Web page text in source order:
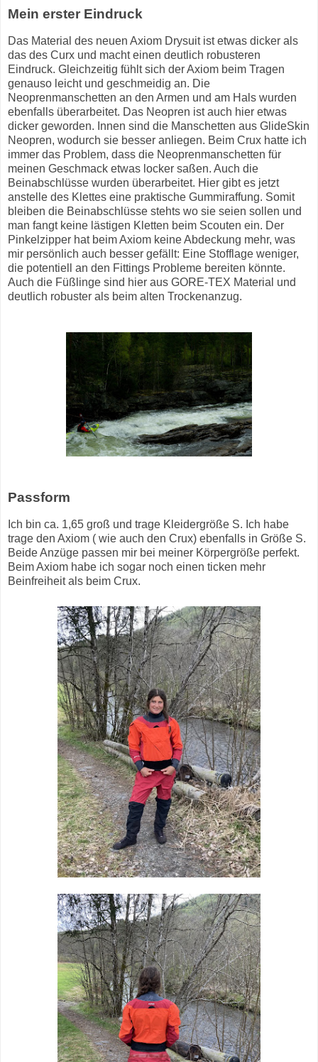
Mein erster Eindruck
Das Material des neuen Axiom Drysuit ist etwas dicker als
das des Curx und macht einen deutlich robusteren
Eindruck. Gleichzeitig fühlt sich der Axiom beim Tragen
genauso leicht und geschmeidig an. Die
Neoprenmanschetten an den Armen und am Hals wurden
ebenfalls überarbeitet. Das Neopren ist auch hier etwas
dicker geworden. Innen sind die Manschetten aus GlideSkin
Neopren, wodurch sie besser anliegen. Beim Crux hatte ich
immer das Problem, dass die Neoprenmanschetten für
meinen Geschmack etwas locker saßen. Auch die
Beinabschlüsse wurden überarbeitet. Hier gibt es jetzt
anstelle des Klettes eine praktische Gummiraffung. Somit
bleiben die Beinabschlüsse stehts wo sie seien sollen und
man fangt keine lästigen Kletten beim Scouten ein. Der
Pinkelzipper hat beim Axiom keine Abdeckung mehr, was
mir persönlich auch besser gefällt: Eine Stofflage weniger,
die potentiell an den Fittings Probleme bereiten könnte.
Auch die Füßlinge sind hier aus GORE-TEX Material und
deutlich robuster als beim alten Trockenanzug.
Passform
Ich bin ca. 1,65 groß und trage Kleidergröße S. Ich habe
trage den Axiom ( wie auch den Crux) ebenfalls in Größe S.
Beide Anzüge passen mir bei meiner Körpergröße perfekt.
Beim Axiom habe ich sogar noch einen ticken mehr
Beinfreiheit als beim Crux.